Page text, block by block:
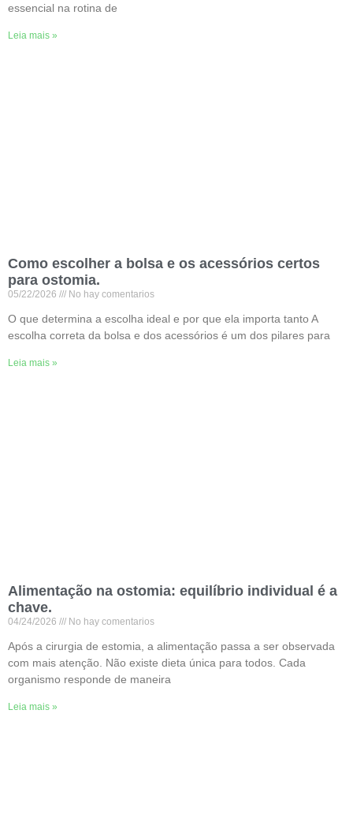
essencial na rotina de
Leia mais »
Como escolher a bolsa e os acessórios certos
para ostomia.
05/22/2026 No hay comentarios
O que determina a escolha ideal e por que ela importa tanto A
escolha correta da bolsa e dos acessórios é um dos pilares para
Leia mais »
Alimentação na ostomia: equilíbrio individual é a
chave.
04/24/2026 No hay comentarios
Após a cirurgia de estomia, a alimentação passa a ser observada
com mais atenção. Não existe dieta única para todos. Cada
organismo responde de maneira
Leia mais »